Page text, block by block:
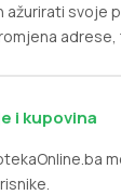
ažurirati svoje
adrese,
i kupovina